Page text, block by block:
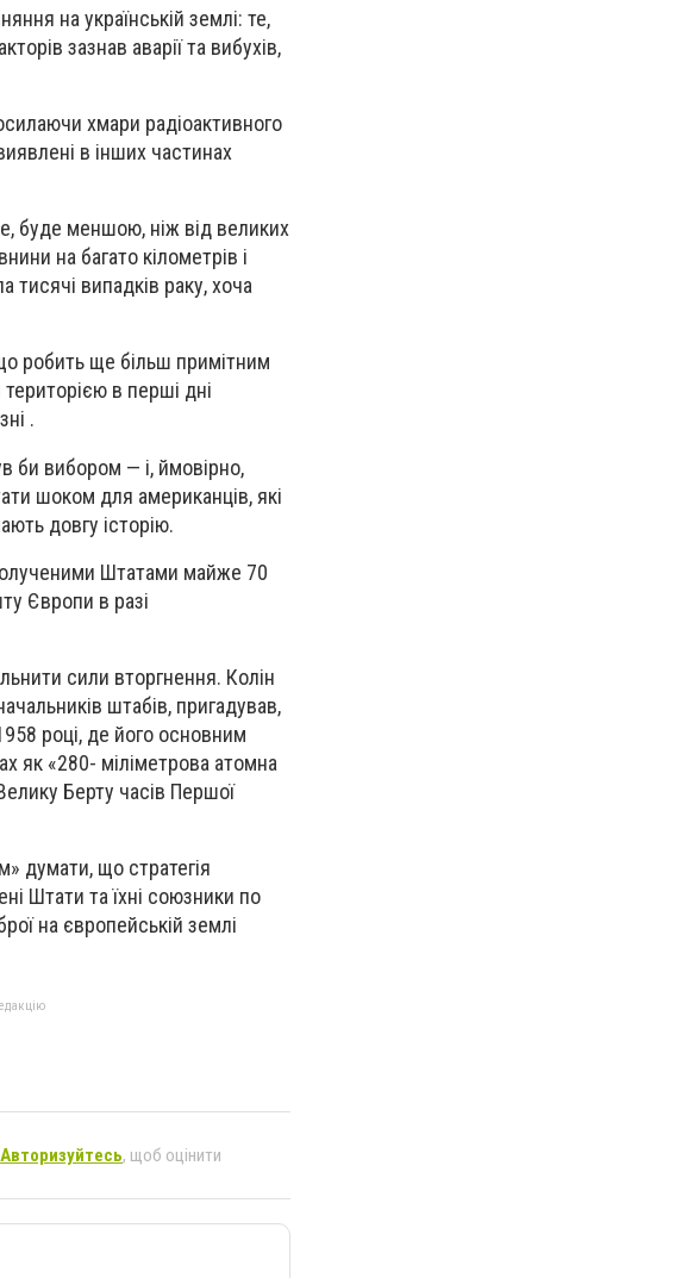
на українській землі: те,
зазнав аварії та вибухів,
хмари радіоактивного
в інших частинах
буде меншою, ніж від великих
на багато кілометрів і
випадків раку, хоча
робить ще більш примітним
в перші дні
.
би вибором — і, ймовірно,
шоком для американців, які
довгу історію.
Штатами майже 70
Європи в разі
сили вторгнення. Колін
штабів, пригадував,
році, де його основним
як «280- міліметрова атомна
Берту часів Першої
думати, що стратегія
Штати та їхні союзники по
на європейській землі
Авторизуйтесь, щоб оцінити